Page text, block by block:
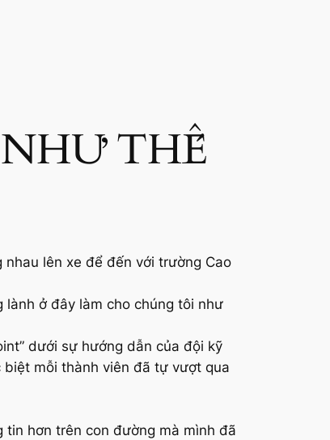
THẾ
lên xe để đến với trường Cao
ở đây làm cho chúng tôi như
dưới sự hướng dẫn của đội kỹ
mỗi thành viên đã tự vượt qua
hơn trên con đường mà mình đã